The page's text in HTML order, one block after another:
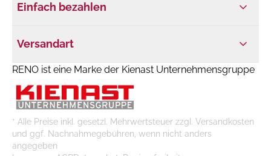
Einfach bezahlen
Versandart
RENO ist eine Marke der Kienast Unternehmensgruppe
* Alle Preise inkl. gesetzl. Mehrwertsteuer zzgl. Versandkosten
und ggf. Nachnahmegebühren, wenn nicht anders
angegeben